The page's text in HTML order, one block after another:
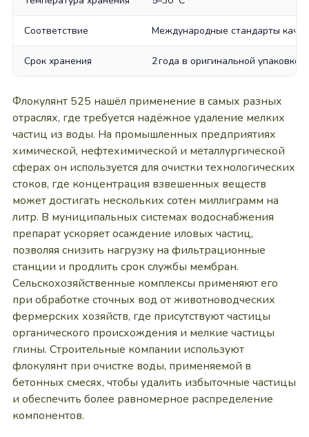
Соответствие Международные стандарты
Срок хранения 2 года в оригинальной упаковке
Флокулянт 525 нашёл применение в самых разных
отраслях, где требуется надёжное удаление мелких
частиц из воды. На промышленных предприятиях
химической, нефтехимической и металлургической
сферах он используется для очистки технологических
стоков, где концентрация взвешенных веществ
может достигать нескольких сотен миллиграмм на
литр. В муниципальных системах водоснабжения
препарат ускоряет осаждение иловых частиц,
позволяя снизить нагрузку на фильтрационные
станции и продлить срок службы мембран.
Сельскохозяйственные комплексы применяют его
при обработке сточных вод от животноводческих
фермерских хозяйств, где присутствуют частицы
органического происхождения и мелкие частицы
глины. Строительные компании используют
флокулянт при очистке воды, применяемой в
бетонных смесях, чтобы удалить избыточные частицы
и обеспечить более равномерное распределение
компонентов.